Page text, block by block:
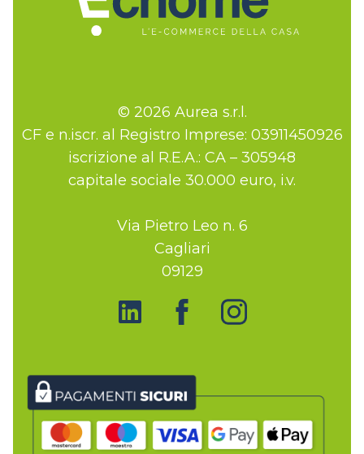
© 2026 Aurea s.r.l.
CF e n.iscr. al Registro Imprese: 03911450926
iscrizione al R.E.A.: CA – 305948
capitale sociale 30.000 euro, i.v.
Via Pietro Leo n. 6
Cagliari
09129